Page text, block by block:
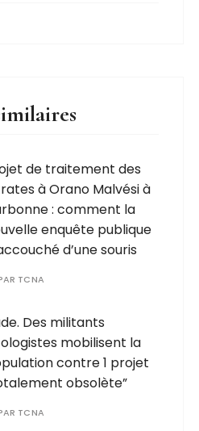
de traitement des
à Orano Malvési à
: comment la
enquête publique
d’une souris
TCNA
Des militants
mobilisent la
contre 1 projet
obsolète”
TCNA